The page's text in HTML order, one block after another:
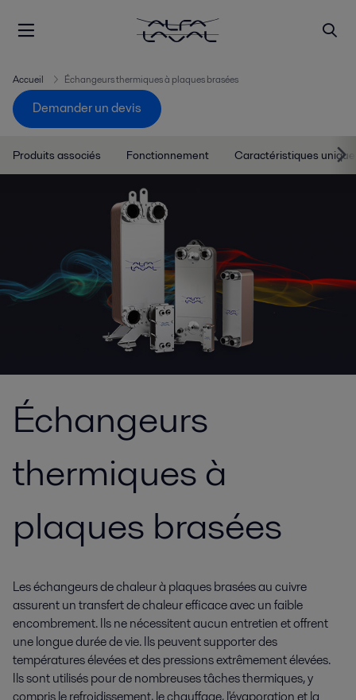
Accueil Échangeurs thermiques à plaques brasées
Demander un devis
Produits associés Fonctionnement Caractéristiques
Échangeurs
thermiques à
plaques brasées
Les échangeurs de chaleur à plaques brasées au cuivre
assurent un transfert de chaleur efficace avec un faible
encombrement. Ils ne nécessitent aucun entretien et offrent
une longue durée de vie. Ils peuvent supporter des
températures élevées et des pressions extrêmement élevées.
Ils sont utilisés pour de nombreuses tâches thermiques, y